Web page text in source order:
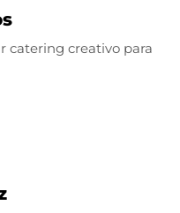
catering creativo para